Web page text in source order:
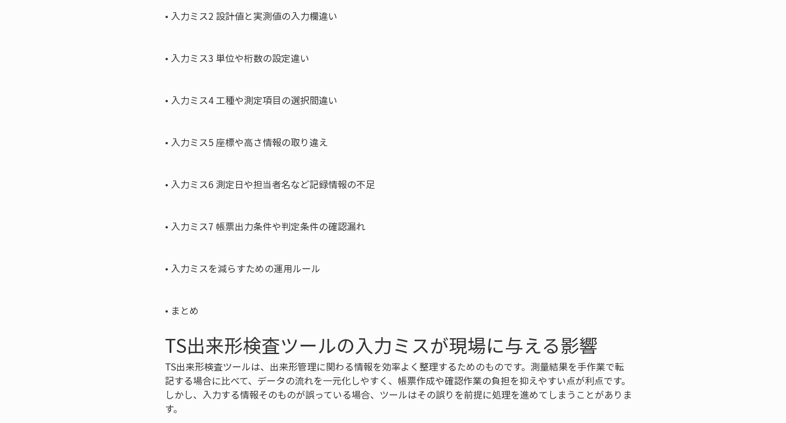
• 入力ミス2 設計値と実測値の入力欄違い
• 入力ミス3 単位や桁数の設定違い
• 入力ミス4 工種や測定項目の選択間違い
• 入力ミス5 座標や高さ情報の取り違え
• 入力ミス6 測定日や担当者名など記録情報の不足
• 入力ミス7 帳票出力条件や判定条件の確認漏れ
• 入力ミスを減らすための運用ルール
• まとめ
TS出来形検査ツールの入力ミスが現場に与える影響
TS出来形検査ツールは、出来形管理に関わる情報を効率よく整理するためのものです。測量結果を手作業で転
記する場合に比べて、データの流れを一元化しやすく、帳票作成や確認作業の負担を抑えやすい点が利点です。
しかし、入力する情報そのものが誤っている場合、ツールはその誤りを前提に処理を進めてしまうことがありま
す。